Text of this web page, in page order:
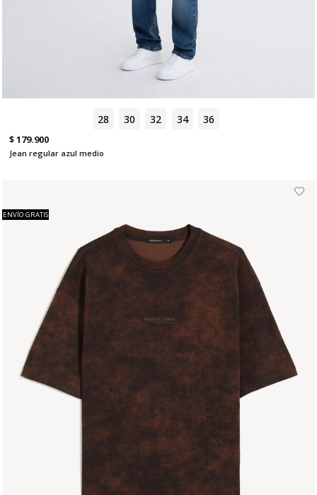
28 30 32 34 36
$ 179.900
Jean regular azul medio
ENVÍO GRATIS